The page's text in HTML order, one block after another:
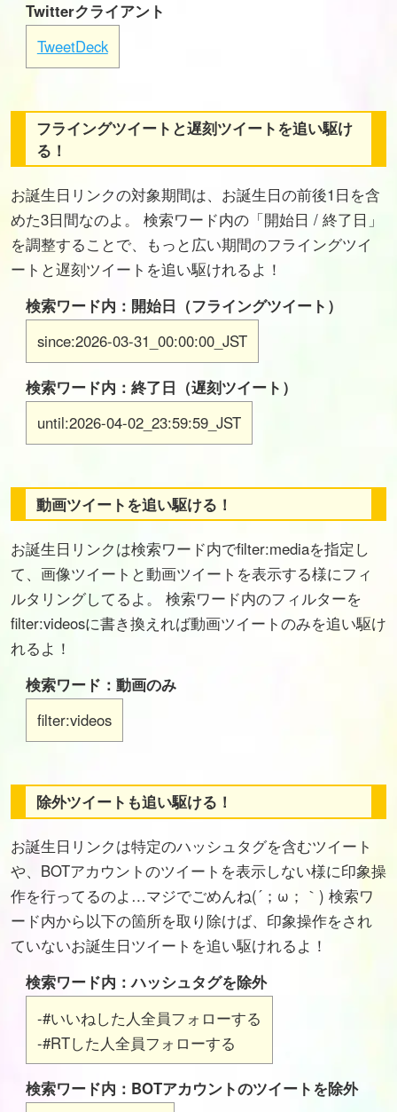
Twitterクライアント
TweetDeck
フライングツイートと遅刻ツイートを追い駆け
る！
お誕生日リンクの対象期間は、お誕生日の前後1日を含
めた3日間なのよ。 検索ワード内の「開始日 / 終了日」
を調整することで、もっと広い期間のフライングツイ
ートと遅刻ツイートを追い駆けれるよ！
検索ワード内：開始日（フライングツイート）
since:2026-03-31_00:00:00_JST
検索ワード内：終了日（遅刻ツイート）
until:2026-04-02_23:59:59_JST
動画ツイートを追い駆ける！
お誕生日リンクは検索ワード内でfilter:mediaを指定し
て、画像ツイートと動画ツイートを表示する様にフィ
ルタリングしてるよ。 検索ワード内のフィルターを
filter:videosに書き換えれば動画ツイートのみを追い駆け
れるよ！
検索ワード：動画のみ
filter:videos
除外ツイートも追い駆ける！
お誕生日リンクは特定のハッシュタグを含むツイート
や、BOTアカウントのツイートを表示しない様に印象操
作を行ってるのよ…マジでごめんね(´；ω；｀) 検索ワ
ード内から以下の箇所を取り除けば、印象操作をされ
ていないお誕生日ツイートを追い駆けれるよ！
検索ワード内：ハッシュタグを除外
-#いいねした人全員フォローする
-#RTした人全員フォローする
検索ワード内：BOTアカウントのツイートを除外